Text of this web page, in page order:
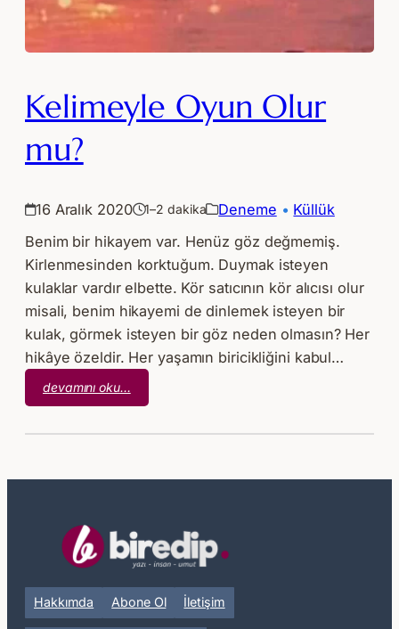
Kelimeyle Oyun Olur
mu?
16 Aralık 2020 1–2 dakika Deneme • Küllük
Benim bir hikayem var. Henüz göz değmemiş.
Kirlenmesinden korktuğum. Duymak isteyen
kulaklar vardır elbette. Kör satıcının kör alıcısı olur
misali, benim hikayemi de dinlemek isteyen bir
kulak, görmek isteyen bir göz neden olmasın? Her
hikâye özeldir. Her yaşamın biricikliğini kabul…
devamını oku…
Kelimeyle
Hakkımda Abone Ol İletişim